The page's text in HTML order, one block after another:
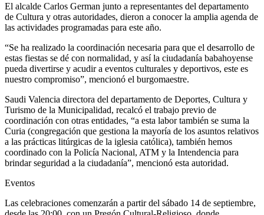
El alcalde Carlos German junto a representantes del departamento
de Cultura y otras autoridades, dieron a conocer la amplia agenda de
las actividades programadas para este año.
“Se ha realizado la coordinación necesaria para que el desarrollo de
estas fiestas se dé con normalidad, y así la ciudadanía babahoyense
pueda divertirse y acudir a eventos culturales y deportivos, este es
nuestro compromiso”, mencionó el burgomaestre.
Saudi Valencia directora del departamento de Deportes, Cultura y
Turismo de la Municipalidad, recalcó el trabajo previo de
coordinación con otras entidades, “a esta labor también se suma la
Curia (congregación que gestiona la mayoría de los asuntos relativos
a las prácticas litúrgicas de la iglesia católica), también hemos
coordinado con la Policía Nacional, ATM y la Intendencia para
brindar seguridad a la ciudadanía”, mencionó esta autoridad.
Eventos
Las celebraciones comenzarán a partir del sábado 14 de septiembre,